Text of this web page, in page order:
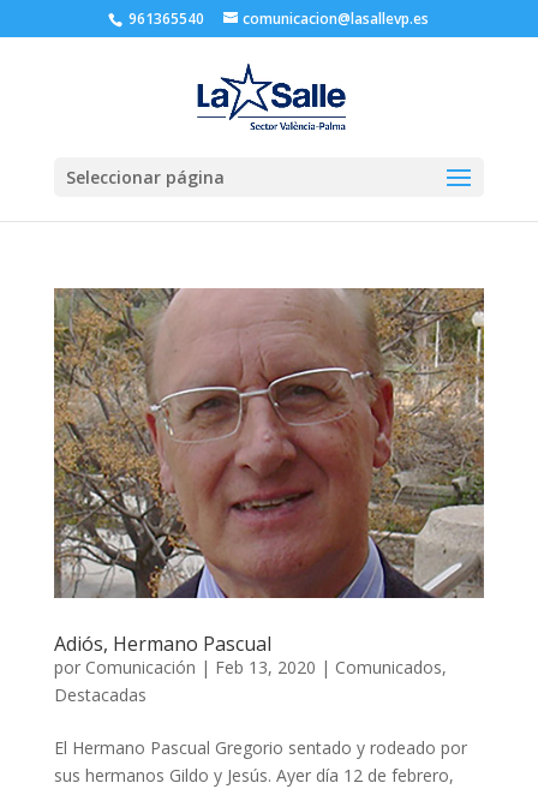
961365540 comunicacion@lasallevp.es
Seleccionar página
Adiós, Hermano Pascual
por Comunicación | Feb 13, 2020 | Comunicados,
Destacadas
El Hermano Pascual Gregorio sentado y rodeado por
sus hermanos Gildo y Jesús. Ayer día 12 de febrero,